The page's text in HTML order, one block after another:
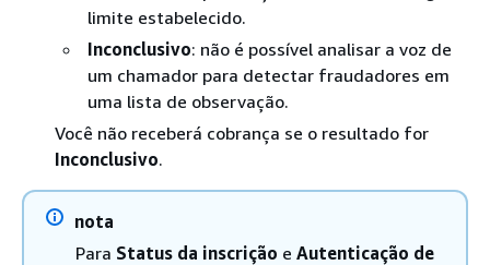
limite estabelecido.
Inconclusivo: não é possível analisar a voz de
um chamador para detectar fraudadores em
uma lista de observação.
Você não receberá cobrança se o resultado for
Inconclusivo.
nota
Para Status da inscrição e Autenticação de